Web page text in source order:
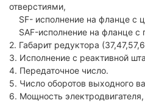
отверстиями,
SF- исполнение на фланце с
SAF-исполнение на фланце с
2. Габарит редуктора
3. Исполнение с реактивной
4. Передаточное число.
5. Число оборотов выходного
6. Мощность электродвигателя,